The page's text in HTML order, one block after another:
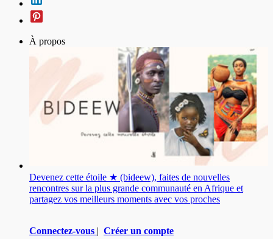
À propos
Devenez cette étoile ★ (bideew), faites de nouvelles
rencontres sur la plus grande communauté en Afrique et
partagez vos meilleurs moments avec vos proches
Connectez-vous | Créer un compte